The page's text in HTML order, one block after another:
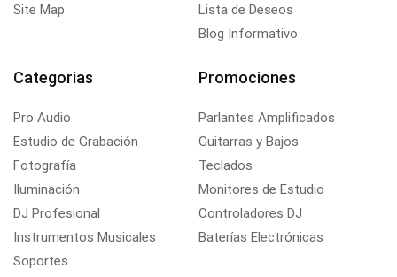
Site Map
Lista de Deseos
Blog Informativo
Categorias
Pro Audio
Estudio de Grabación
Fotografía
Iluminación
DJ Profesional
Instrumentos Musicales
Soportes
Promociones
Parlantes Amplificados
Guitarras y Bajos
Teclados
Monitores de Estudio
Controladores DJ
Baterías Electrónicas